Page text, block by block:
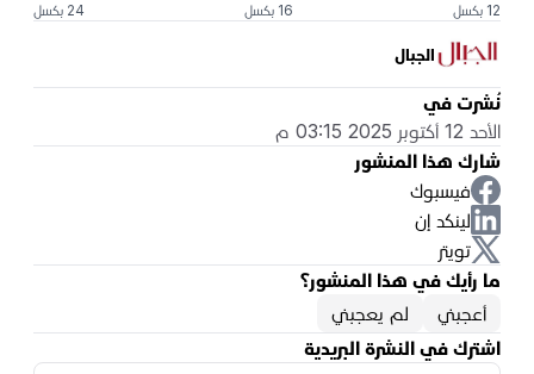
12 بكسل 16 بكسل 24 بكسل
الجبال
نُشرت في
الأحد 12 أكتوبر 2025 03:15 م
شارك هذا المنشور
فيسبوك
لينكد إن
تويتر
ما رأيك في هذا المنشور؟
أعجبني
لم يعجبني
اشترك في النشرة البريدية